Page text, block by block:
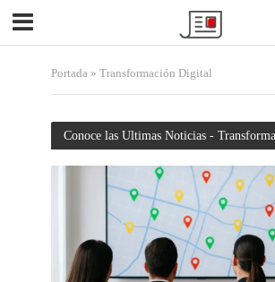
Portada» Transformación Digital
Conoce las Ultimas Noticias -